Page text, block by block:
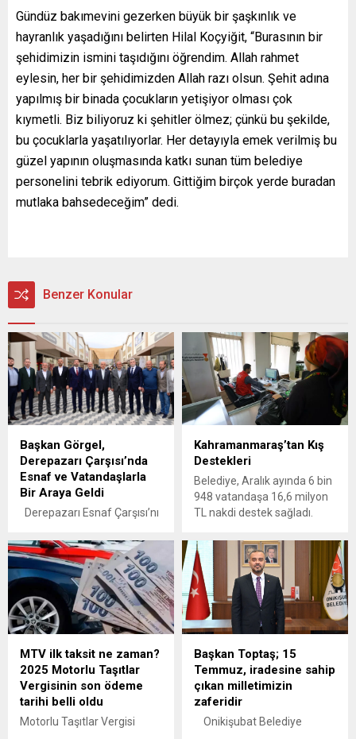
Gündüz bakımevini gezerken büyük bir şaşkınlık ve
hayranlık yaşadığını belirten Hilal Koçyiğit, “Burasının bir
şehidimizin ismini taşıdığını öğrendim. Allah rahmet
eylesin, her bir şehidimizden Allah razı olsun. Şehit adına
yapılmış bir binada çocukların yetişiyor olması çok
kıymetli. Biz biliyoruz ki şehitler ölmez; çünkü bu şekilde,
bu çocuklarla yaşatılıyorlar. Her detayıyla emek verilmiş bu
güzel yapının oluşmasında katkı sunan tüm belediye
personelini tebrik ediyorum. Gittiğim birçok yerde buradan
mutlaka bahsedeceğim” dedi.
Benzer Konular
Başkan Görgel,
Derepazarı Çarşısı’nda
Esnaf ve Vatandaşlarla
Bir Araya Geldi
Derepazarı Esnaf Çarşısı’nı
vatandaşlarla bir araya
gelen Başkan Görgel,
“Bayram öncesi
esnaflarımızı ziyaret ederek
onların taleplerini dinledik,
çözüm noktasında
devam edeceğiz. Tüm
esnaflarımıza hayırlı ve
bereketli kazançlar
diliyorum” dedi.
Kahramanmaraş
Kahramanmaraş’tan Kış
Destekleri
Belediye, Aralık ayında 6 bin
948 vatandaşa 16,6 milyon
TL nakdi destek sağladı.
MTV ilk taksit ne zaman?
2025 Motorlu Taşıtlar
Vergisinin son ödeme
tarihi belli oldu
Motorlu Taşıtlar Vergisi
Başkan Toptaş; 15
Temmuz, iradesine sahip
çıkan milletimizin
zaferidir
Onikişubat Belediye